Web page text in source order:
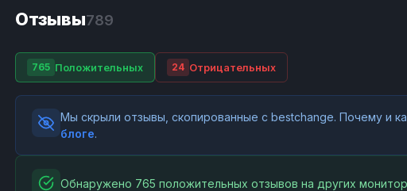
Отзывы789
765 Положительных 24 Отрицательных
Мы скрыли отзывы, скопированные с bestchange. Почему и
блоге.
Обнаружено 765 положительных отзывов на других